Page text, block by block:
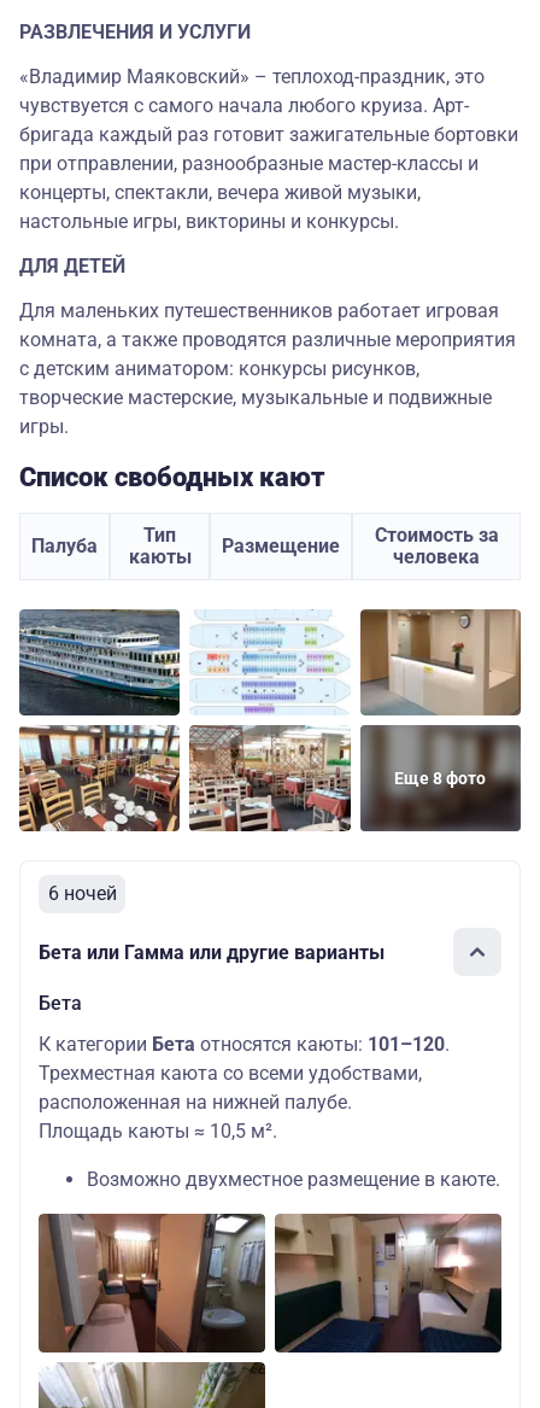
РАЗВЛЕЧЕНИЯ И УСЛУГИ
«Владимир Маяковский» – теплоход-праздник, это
чувствуется с самого начала любого круиза. Арт-
бригада каждый раз готовит зажигательные бортовки
при отправлении, разнообразные мастер-классы и
концерты, спектакли, вечера живой музыки,
настольные игры, викторины и конкурсы.
ДЛЯ ДЕТЕЙ
Для маленьких путешественников работает игровая
комната, а также проводятся различные мероприятия
с детским аниматором: конкурсы рисунков,
творческие мастерские, музыкальные и подвижные
игры.
Список свободных кают
Палуба
Тип
каюты
Размещение
Стоимость за
человека
Еще 8 фото
6 ночей
Бета или Гамма или другие варианты
Бета
К категории Бета относятся каюты: 101–120.
Трехместная каюта со всеми удобствами,
расположенная на нижней палубе.
Площадь каюты ≈ 10,5 м².
Возможно двухместное размещение в каюте.